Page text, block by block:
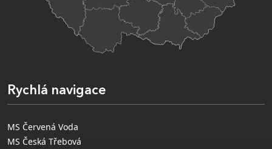
Rychlá navigace
MS Červená Voda
MS Česká Třebová